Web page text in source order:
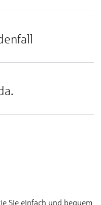
Sie einfach und bequem